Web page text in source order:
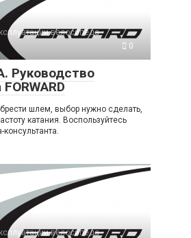
велосипеда
0
Руководство
шлем, выбор нужно сделать,
катания. Воспользуйтесь
велосипеда